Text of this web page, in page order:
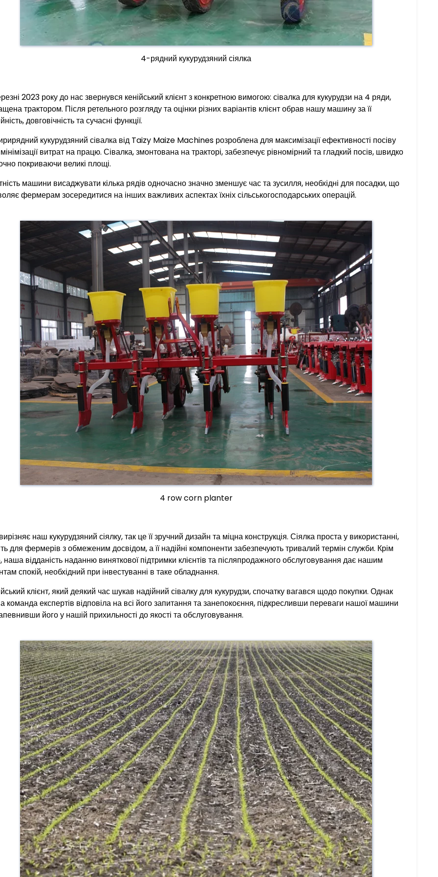
4-рядний кукурудзяний сіялка
2023 року до нас звернувся кенійський клієнт з конкретною вимогою: сівалка для кукурудзи на 4 ряди,
трактором. Після ретельного розгляду та оцінки різних варіантів клієнт обрав нашу машину за її
довговічність та сучасні функції.
кукурудзяний сівалка від Taizy Maize Machines розроблена для максимізації ефективності посіву
витрат на працю. Сівалка, змонтована на тракторі, забезпечує рівномірний та гладкий посів, швидко
покриваючи великі площі.
машини висаджувати кілька рядів одночасно значно зменшує час та зусилля, необхідні для посадки, що
фермерам зосередитися на інших важливих аспектах їхніх сільськогосподарських операцій.
4 row corn planter
наш кукурудзяний сіялку, так це її зручний дизайн та міцна конструкція. Сіялка проста у використанні,
для фермерів з обмеженим досвідом, а її надійні компоненти забезпечують тривалий термін служби. Крім
наша відданість наданню виняткової підтримки клієнтів та післяпродажного обслуговування дає нашим
спокій, необхідний при інвестуванні в таке обладнання.
клієнт, який деякий час шукав надійний сівалку для кукурудзи, спочатку вагався щодо покупки. Однак
команда експертів відповіла на всі його запитання та занепокоєння, підкресливши переваги нашої машини
його у нашій прихильності до якості та обслуговування.